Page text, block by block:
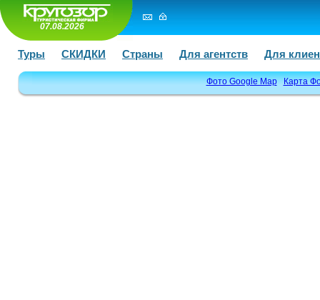
07.08.2026
Туры СКИДКИ Страны Для агентств Для
Фото Google Map Карта